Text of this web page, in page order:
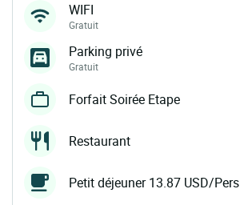
WIFI
Gratuit
Parking privé
Gratuit
Forfait Soirée Etape
Restaurant
Petit déjeuner 13.87 USD/Pers